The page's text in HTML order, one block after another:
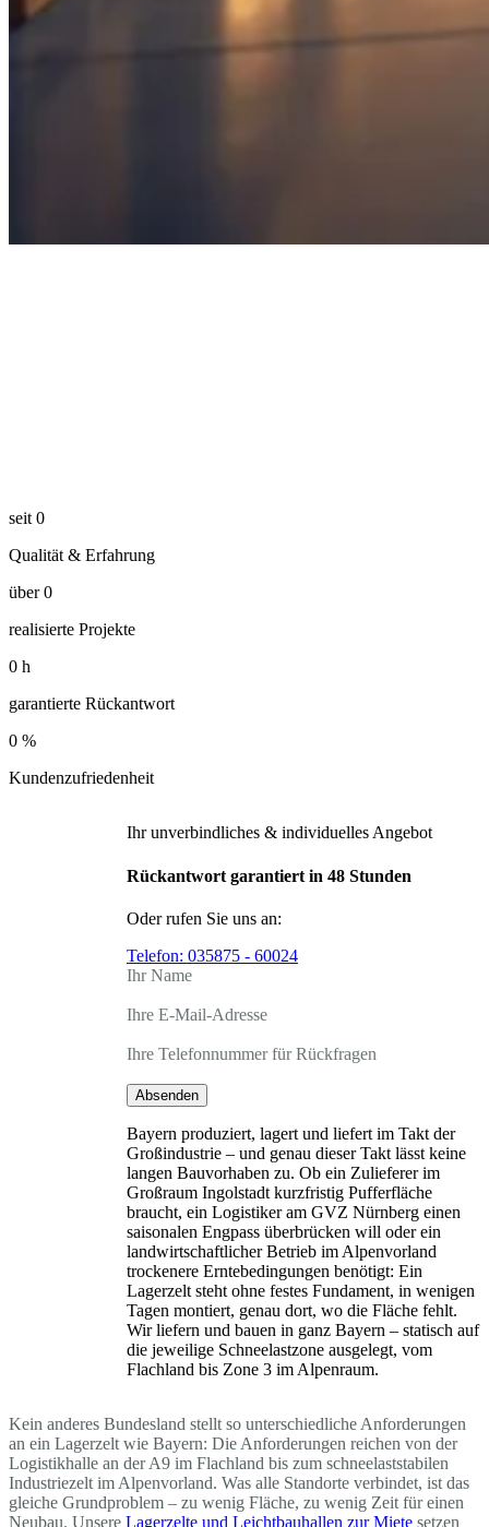
seit 0
Qualität & Erfahrung
über 0
realisierte Projekte
0 h
garantierte Rückantwort
0 %
Kundenzufriedenheit
Ihr unverbindliches & individuelles Angebot
Rückantwort garantiert in 48 Stunden
Oder rufen Sie uns an:
Telefon: 035875 - 60024
Ihr Name
Ihre E-Mail-Adresse
Ihre Telefonnummer für Rückfragen
Absenden
Bayern produziert, lagert und liefert im Takt der
Großindustrie – und genau dieser Takt lässt keine
langen Bauvorhaben zu. Ob ein Zulieferer im
Großraum Ingolstadt kurzfristig Pufferfläche
braucht, ein Logistiker am GVZ Nürnberg einen
saisonalen Engpass überbrücken will oder ein
landwirtschaftlicher Betrieb im Alpenvorland
trockenere Erntebedingungen benötigt: Ein
Lagerzelt steht ohne festes Fundament, in wenigen
Tagen montiert, genau dort, wo die Fläche fehlt.
Wir liefern und bauen in ganz Bayern – statisch auf
die jeweilige Schneelastzone ausgelegt, vom
Flachland bis Zone 3 im Alpenraum.
Kein anderes Bundesland stellt so unterschiedliche Anforderungen
an ein Lagerzelt wie Bayern: Die Anforderungen reichen von der
Logistikhalle an der A9 im Flachland bis zum schneelaststabilen
Industriezelt im Alpenvorland. Was alle Standorte verbindet, ist das
gleiche Grundproblem – zu wenig Fläche, zu wenig Zeit für einen
Neubau. Unsere Lagerzelte und Leichtbauhallen zur Miete setzen